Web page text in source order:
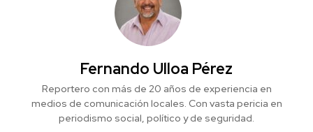
Fernando Ulloa Pérez
Reportero con más de 20 años de experiencia en
medios de comunicación locales. Con vasta pericia en
periodismo social, político y de seguridad.